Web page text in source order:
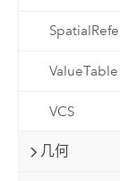
ValueTable
VCS
几何